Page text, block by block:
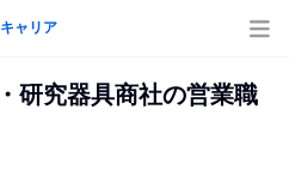
キャリア
研究器具商社の営業職